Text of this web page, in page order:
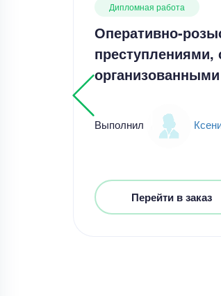
Дипломная работа
Оперативно-
Выполнил
Перейти в заказ